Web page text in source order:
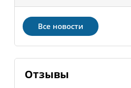
Все новости
Отзывы